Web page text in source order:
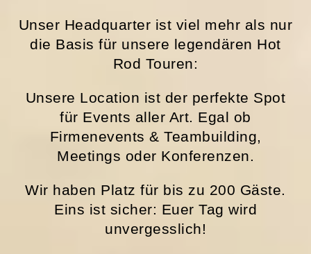
Unser Headquarter ist viel mehr als nur
die Basis für unsere legendären Hot
Rod Touren:
Unsere Location ist der perfekte Spot
für Events aller Art. Egal ob
Firmenevents & Teambuilding,
Meetings oder Konferenzen.
Wir haben Platz für bis zu 200 Gäste.
Eins ist sicher: Euer Tag wird
unvergesslich!